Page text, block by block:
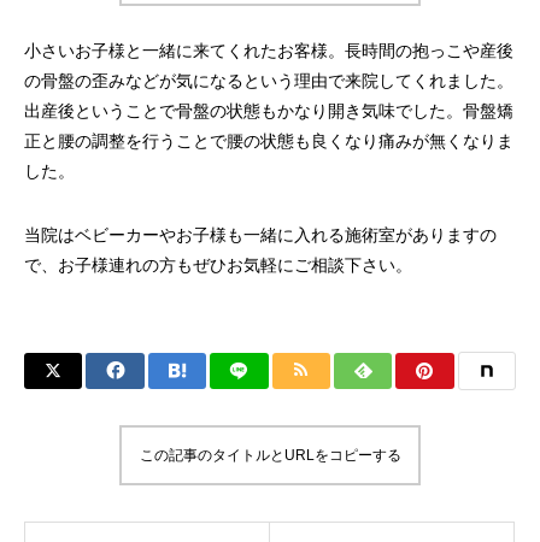
小さいお子様と一緒に来てくれたお客様。長時間の抱っこや産後
の骨盤の歪みなどが気になるという理由で来院してくれました。
出産後ということで骨盤の状態もかなり開き気味でした。骨盤矯
正と腰の調整を行うことで腰の状態も良くなり痛みが無くなりま
した。
当院はベビーカーやお子様も一緒に入れる施術室がありますの
で、お子様連れの方もぜひお気軽にご相談下さい。
この記事のタイトルとURLをコピーする